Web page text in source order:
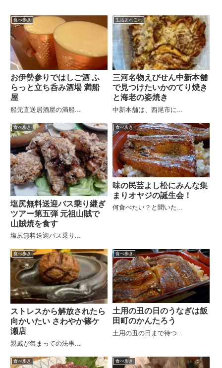
食べ歩き
お伊勢参りではしご酒 ふ
らっと立ち呑み酒場 満船
屋
船元直送居酒屋の満船...
生活あれこれ
三河名物えびせん中新本舗
で見つけたいかのてり焼き
と海老の姿焼き
中新本舗は、西尾市に...
食べ歩き
塩尻無料送迎バス乗り継ぎ
ツアー第五弾 元祖山賊で
山賊焼を食す
塩尻無料送迎バス乗り...
食べ歩き
味の民芸よし松にみんな集
まりオヤジの誕生会！
何食べたい？と聞いた...
食べ歩き
ストレスから解放されたら
向かいたい さわやか篠ケ
瀬店
親戚が集まっての法事...
食べ歩き
土用の丑の日のうなぎは飯
田町のかんたろう
土用の丑の日まで待つ...
食べ歩き 食べ歩き